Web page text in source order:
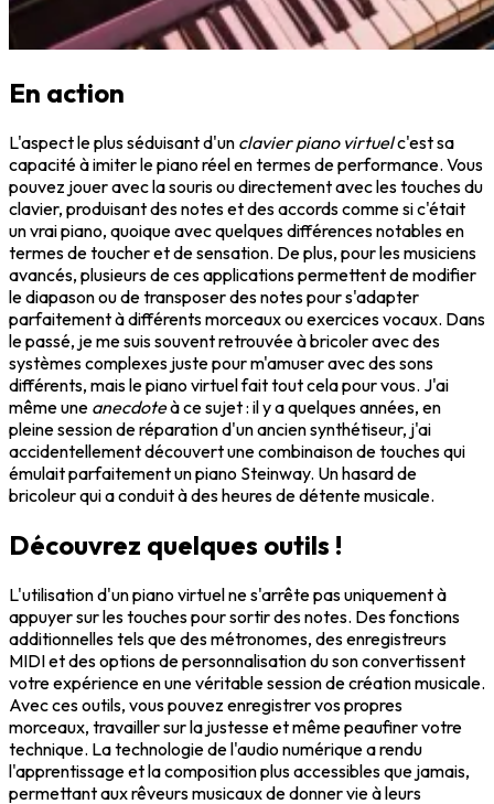
En action
L'aspect le plus séduisant d'un clavier piano virtuelc'est sa
capacité à imiter le piano réel en termes de performance. Vous
pouvez jouer avec la souris ou directement avec les touches du
clavier, produisant des notes et des accords comme si c'était
un vrai piano, quoique avec quelques différences notables en
termes de toucher et de sensation. De plus, pour les musiciens
avancés, plusieurs de ces applications permettent de modifier
le diapason ou de transposer des notes pour s'adapter
parfaitement à différents morceaux ou exercices vocaux. Dans
le passé, je me suis souvent retrouvée à bricoler avec des
systèmes complexes juste pour m'amuser avec des sons
différents, mais le piano virtuel fait tout cela pour vous. J'ai
même une anecdoteà ce sujet : il y a quelques années, en
pleine session de réparation d'un ancien synthétiseur, j'ai
accidentellement découvert une combinaison de touches qui
émulait parfaitement un piano Steinway. Un hasard de
bricoleur qui a conduit à des heures de détente musicale.
Découvrez quelques outils !
L'utilisation d'un piano virtuel ne s'arrête pas uniquement à
appuyer sur les touches pour sortir des notes. Des fonctions
additionnelles tels que des métronomes, des enregistreurs
MIDI et des options de personnalisation du son convertissent
votre expérience en une véritable session de création musicale.
Avec ces outils, vous pouvez enregistrer vos propres
morceaux, travailler sur la justesse et même peaufiner votre
technique. La technologie de l'audio numérique a rendu
l'apprentissage et la composition plus accessibles que jamais,
permettant aux rêveurs musicaux de donner vie à leurs